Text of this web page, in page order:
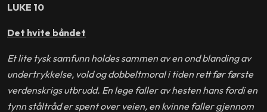
LUKE 10
Det hvite båndet
Et lite tysk samfunn holdes sammen av en ond blanding av
undertrykkelse, vold og dobbeltmoral i tiden rett før første
verdenskrigs utbrudd. En lege faller av hesten hans fordi en
tynn ståltråd er spent over veien, en kvinne faller gjennom